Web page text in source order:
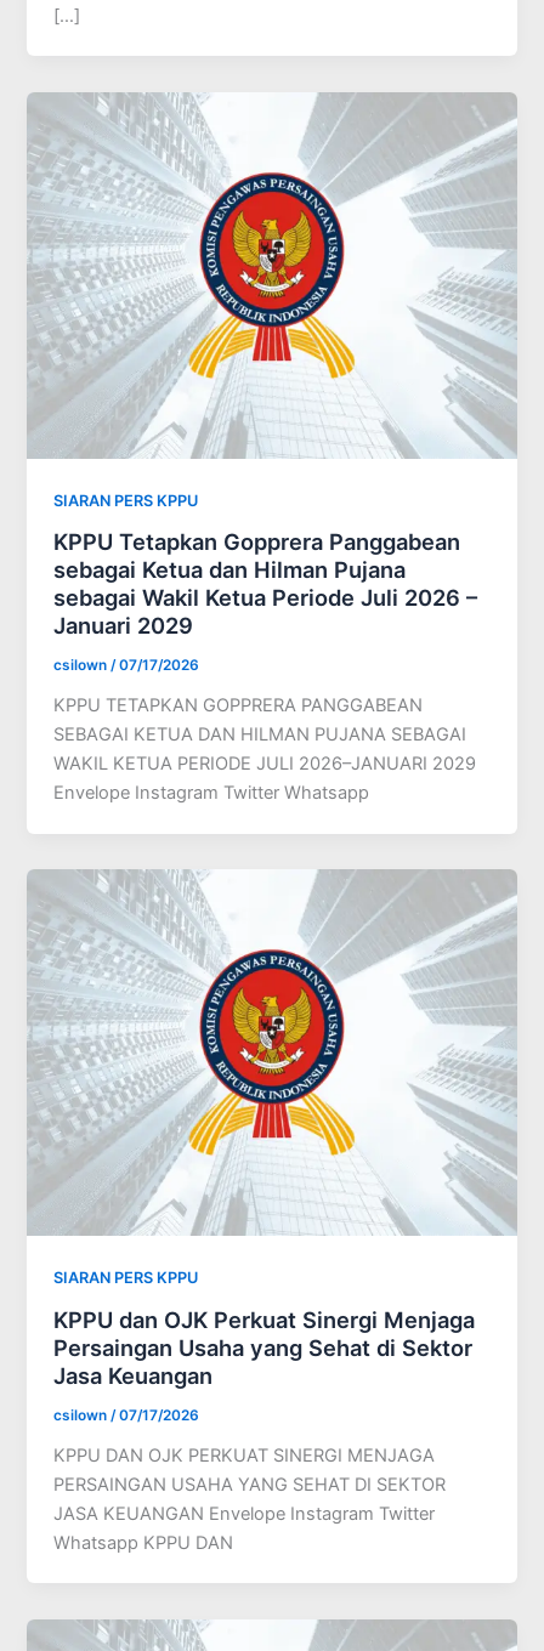
[…]
SIARAN PERS KPPU
KPPU Tetapkan Gopprera Panggabean
sebagai Ketua dan Hilman Pujana
sebagai Wakil Ketua Periode Juli 2026 –
Januari 2029
csilown/07/17/2026
KPPU TETAPKAN GOPPRERA PANGGABEAN
SEBAGAI KETUA DAN HILMAN PUJANA SEBAGAI
WAKIL KETUA PERIODE JULI 2026–JANUARI 2029
Envelope Instagram Twitter Whatsapp
SIARAN PERS KPPU
KPPU dan OJK Perkuat Sinergi Menjaga
Persaingan Usaha yang Sehat di Sektor
Jasa Keuangan
csilown /07/17/2026
KPPU DAN OJK PERKUAT SINERGI MENJAGA
PERSAINGAN USAHA YANG SEHAT DI SEKTOR
JASA KEUANGAN Envelope Instagram Twitter
Whatsapp KPPU DAN